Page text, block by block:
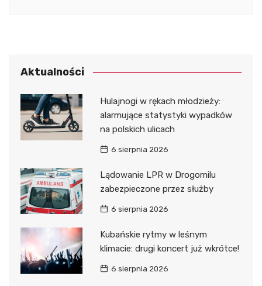
Aktualności
Hulajnogi w rękach młodzieży:
alarmujące statystyki wypadków
na polskich ulicach
6 sierpnia 2026
Lądowanie LPR w Drogomilu
zabezpieczone przez służby
6 sierpnia 2026
Kubańskie rytmy w leśnym
klimacie: drugi koncert już wkrótce!
6 sierpnia 2026